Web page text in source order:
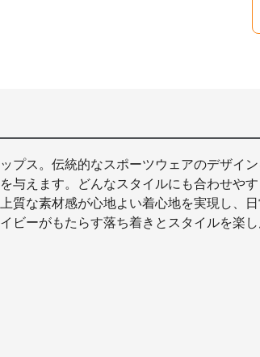
プス。伝統的なスポーツウェアのデザイ
与えます。どんなスタイルにも合わせや
質な素材感が心地よい着心地を実現し、
ビーがもたらす落ち着きとスタイルを楽し